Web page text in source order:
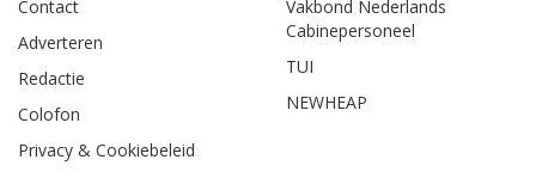
Contact
Adverteren
Redactie
Colofon
Privacy & Cookiebeleid
Vakbond Nederlands
Cabinepersoneel
TUI
NEWHEAP